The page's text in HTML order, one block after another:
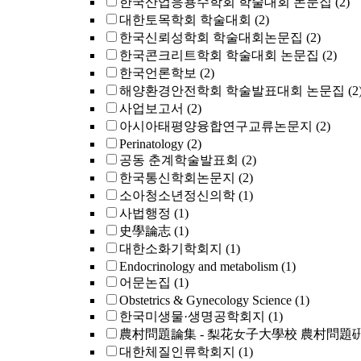
대한토목학회 학술대회 (2)
한국신뢰성학회 학술대회논문집 (2)
한국콘크리트학회 학술대회 논문집 (2)
한국언론학보 (2)
해양환경안전학회 학술발표대회 논문집
사업보고서 (2)
아시아태평양융합연구교류논문지 (2)
Perinatology (2)
공동 춘계학술발표회 (2)
한국통신학회논문지 (2)
소아청소년정신의학 (1)
사법행정 (1)
史學論志 (1)
대한소화기학회지 (1)
Endocrinology and metabolism (1)
어문논집 (1)
Obstetrics & Gynecology Science (1)
한국미생물·생명공학회지 (1)
農村問題論集 - 梨花女子大學校 農村問題
대한체질인류학회지 (1)